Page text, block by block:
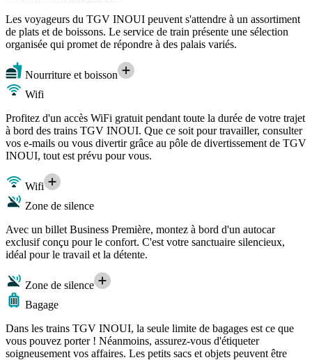
Les voyageurs du TGV INOUI peuvent s'attendre à un assortiment
de plats et de boissons. Le service de train présente une sélection
organisée qui promet de répondre à des palais variés.
Nourriture et boisson
Wifi
Profitez d'un accès WiFi gratuit pendant toute la durée de votre trajet
à bord des trains TGV INOUI. Que ce soit pour travailler, consulter
vos e-mails ou vous divertir grâce au pôle de divertissement de TGV
INOUI, tout est prévu pour vous.
Wifi
Zone de silence
Avec un billet Business Première, montez à bord d'un autocar
exclusif conçu pour le confort. C'est votre sanctuaire silencieux,
idéal pour le travail et la détente.
Zone de silence
Bagage
Dans les trains TGV INOUI, la seule limite de bagages est ce que
vous pouvez porter ! Néanmoins, assurez-vous d'étiqueter
soigneusement vos affaires. Les petits sacs et objets peuvent être